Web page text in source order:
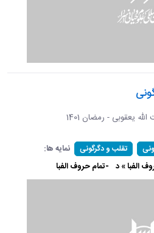
یعقوبی - رمضان 1401
تقلب و دگرگونی
نمایه ها:
الفبا » د -تمام حروف الفبا